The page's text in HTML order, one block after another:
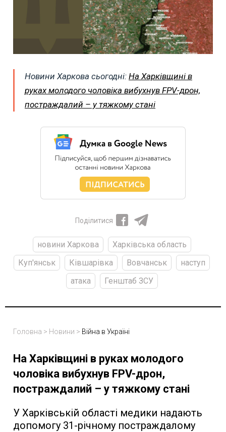
Новини Харкова сьогодні: На Харківщині в
руках молодого чоловіка вибухнув FPV-дрон,
постраждалий – у тяжкому стані
Поділитися
новини Харкова
Харківська область
Куп'янськ
Ківшарівка Вовчанськ
наступ
атака
Генштаб ЗСУ
Головна > Новини > Війна в Україні
На Харківщині в руках молодого
чоловіка вибухнув FPV-дрон,
постраждалий – у тяжкому стані
У Харківській області медики надають
допомогу 31-річному постраждалому